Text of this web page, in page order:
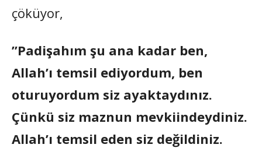
çöküyor,
”Padişahım şu ana kadar ben,
Allah’ı temsil ediyordum, ben
oturuyordum siz ayaktaydınız.
Çünkü siz maznun mevkiindeydiniz.
Allah’ı temsil eden siz değildiniz.